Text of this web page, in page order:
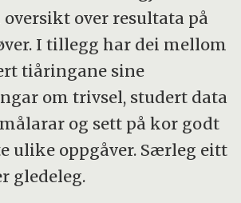
oversikt over resultata på
I tillegg har dei mellom
tiåringane sine
om trivsel, studert data
og sett på kor godt
ulike oppgåver. Særleg eitt
gledeleg.